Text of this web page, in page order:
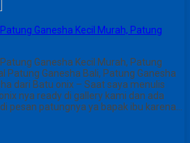
Ganesha Kecil Murah, Patung
Ganesha Kecil Murah, Patung
Patung Ganesha Bali, Patung Ganesha
dari Batu onix – Saat saya menulis
nya ready di gallery kami dan ada
pesan patungnya ya bapak ibu karena…